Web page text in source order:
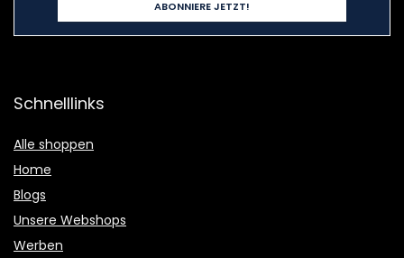
Schnelllinks
Alle shoppen
Home
Blogs
Unsere Webshops
Werben